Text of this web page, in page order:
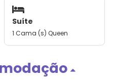
Suíte
1 Cama (s) Queen